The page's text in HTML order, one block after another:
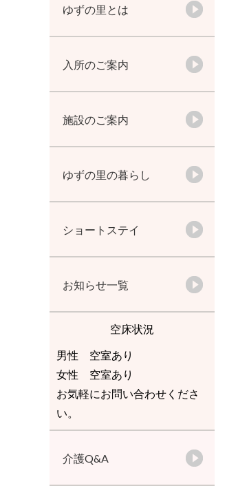
ゆずの里とは
入所のご案内
施設のご案内
ゆずの里の暮らし
ショートステイ
お知らせ一覧
空床状況
男性 空室あり
女性 空室あり
お気軽にお問い合わせくださ
い。
介護Q&A